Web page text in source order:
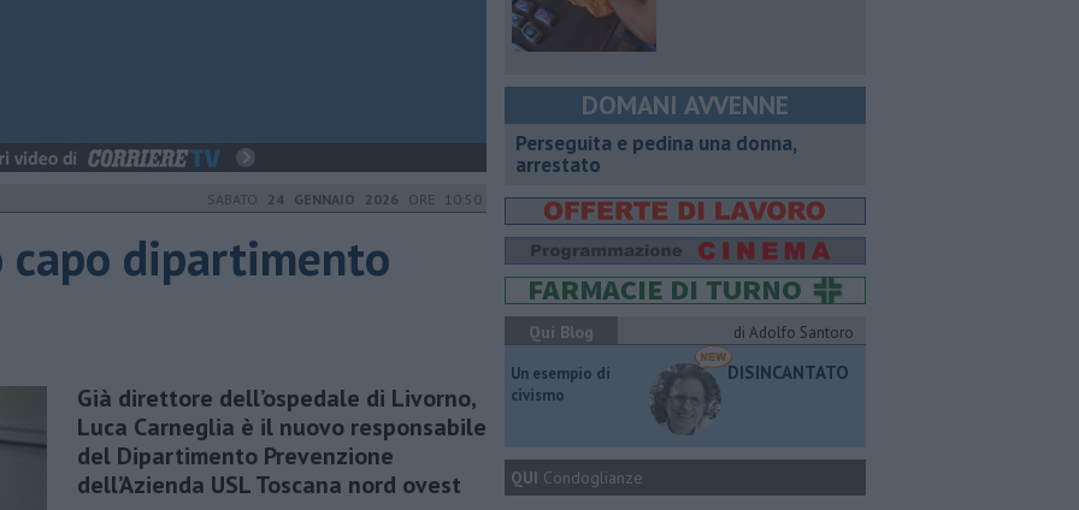
SABATO 24 GENNAIO 2026 ORE 10:50
capo dipartimento
Già direttore dell’ospedale di Livorno,
Luca Carneglia è il nuovo responsabile
del Dipartimento Prevenzione
dell’Azienda USL Toscana nord ovest
DOMANI AVVENNE
Perseguita e pedina una donna,
arrestato
Qui Blog
di Adolfo Santoro
​Un esempio di
civismo
DISINCANTATO
QUI Condoglianze